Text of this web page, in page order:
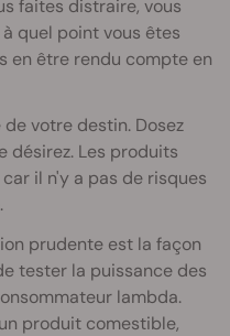
faites distraire, vous
quel point vous êtes
en être rendu compte en
votre destin. Dosez
désirez. Les produits
il n'y a pas de risques
prudente est la façon
tester la puissance des
lambda.
produit comestible,